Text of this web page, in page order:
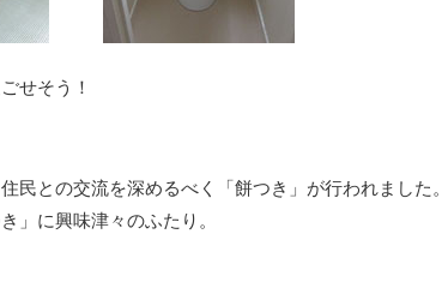
せそう！
民との交流を深めるべく「餅つき」が行われました。
」に興味津々のふたり。